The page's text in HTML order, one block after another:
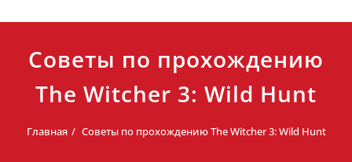
Советы по прохождению
The Witcher 3: Wild Hunt
Главная Советы по прохождению The Witcher 3: Wild Hunt